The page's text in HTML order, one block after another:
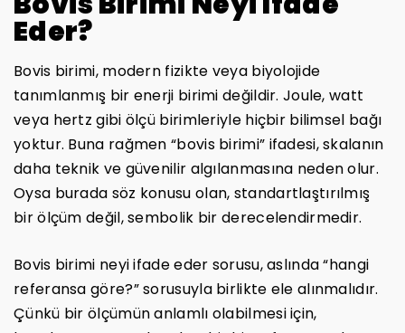
Eder?
Bovis birimi, modern fizikte veya biyolojide
tanımlanmış bir enerji birimi değildir. Joule, watt
veya hertz gibi ölçü birimleriyle hiçbir bilimsel bağı
yoktur. Buna rağmen “bovis birimi” ifadesi, skalanın
daha teknik ve güvenilir algılanmasına neden olur.
Oysa burada söz konusu olan, standartlaştırılmış
bir ölçüm değil, sembolik bir derecelendirmedir.
Bovis birimi neyi ifade eder sorusu, aslında “hangi
referansa göre?” sorusuyla birlikte ele alınmalıdır.
Çünkü bir ölçümün anlamlı olabilmesi için,